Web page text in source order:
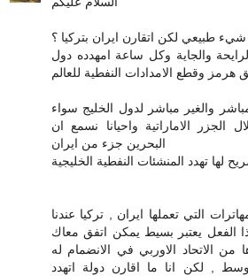
طبيعي لكن اتقارن ايران بتركيا ؟
والجاية وكل ساعة امهدده دول
هرمز وقطع الامدادات النفطية للعالم
والغير مباشر لدول الخليج سواء
الجزر الاماراتية واحيانا نسمع ان
البحرين جزء من ايران
لها تهدد المنشئات النفطية الخليجية
التي تعملها ايران , تركيا عندنا
الفعل يعتبر بسيط يمكن اتفق معاك
من الاتحاد الاوربي في الانضمام له
, لكن انا ما اقارن دولة اتهدد